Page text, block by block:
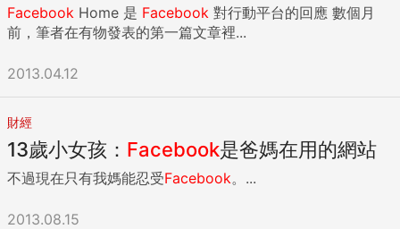
Facebook Home 是 Facebook 對行動平台的回應 數個月
前，筆者在有物發表的第一篇文章裡...
2013.04.12
財經
13歲小女孩： Facebook是爸媽在用的網站
不過現在只有我媽能忍受Facebook。...
2013.08.15